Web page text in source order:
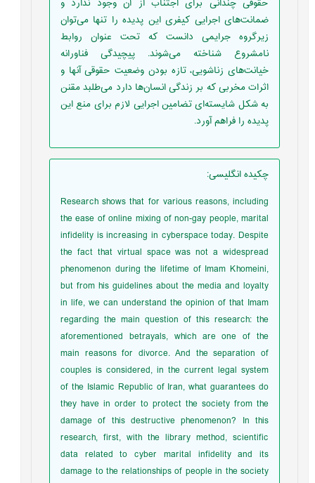
حقوقی چندانی برای اجتناب از آن وجود ندارد و
ضمانت‌های اجرایی کیفری این پدیده را تنها می‌توان
زیرگروه جرایمی دانست که تحت عنوان روابط
نامشروع شناخته می‌شوند. پیچیدگی فناورانه
خیانت‌های زناشویی، تازه بودن وضعیت حقوقی آنها و
اثرات مخربی که بر زندگی انسان‌ها دارد می‌طلبد مقنن
به شکل شایسته‌ای تضامین اجرایی لازم برای منع این
پدیده را فراهم آورد.
چکیده انگلیسی:
Research shows that for various reasons, including
the ease of online mixing of non-gay people, marital
infidelity is increasing in cyberspace today. Despite
the fact that virtual space was not a widespread
phenomenon during the lifetime of Imam Khomeini,
but from his guidelines about the media and loyalty
in life, we can understand the opinion of that Imam
regarding the main question of this research: the
aforementioned betrayals, which are one of the
main reasons for divorce. And the separation of
couples is considered, in the current legal system
of the Islamic Republic of Iran, what guarantees do
they have in order to protect the society from the
damage of this destructive phenomenon? In this
research, first, with the library method, scientific
data related to cyber marital infidelity and its
damage to the relationships of people in the society